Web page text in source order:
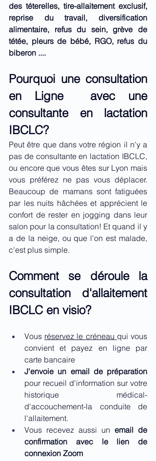
des téterelles, tire-allaitement exclusif,
reprise du travail, diversification
alimentaire, refus du sein, grève de
tétée, pleurs de bébé, RGO, refus du
biberon ....
Pourquoi une consultation
en Ligne  avec une
consultante en lactation
IBCLC?
Peut être que dans votre région il n'y a
pas de consultante en lactation IBCLC,
ou encore que vous êtes sur Lyon mais
vous préférez ne pas vous déplacer.
Beaucoup de mamans sont fatiguées
par les nuits hâchées et apprécient le
confort de rester en jogging dans leur
salon pour la consultation! Et quand il y
a de la neige, ou que l'on est malade,
c'est plus simple.
Comment se déroule la
consultation d'allaitement
IBCLC en visio?
Vous réservez le créneau qui vous
convient et payez en ligne par
carte bancaire
J'envoie un email de préparation
pour recueil d'information sur votre
historique médical-
d'accouchement-la conduite de
l'allaitement.​
Vous recevez aussi un email de
confirmation avec le lien de
connexion Zoom